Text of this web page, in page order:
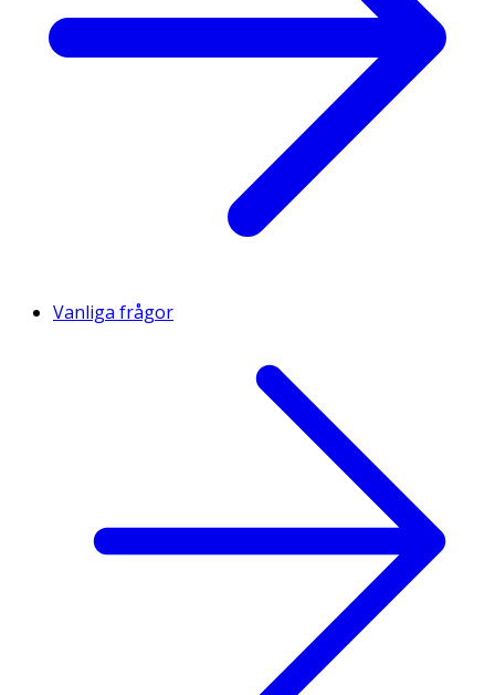
Vanliga frågor